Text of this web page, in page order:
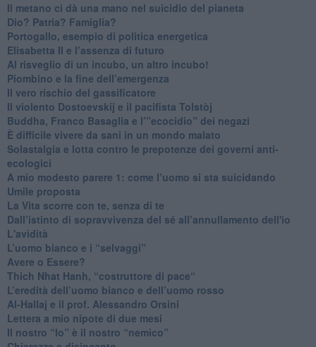
​Il metano ci dà una mano nel suicidio del pianeta
​Dio? Patria? Famiglia?
Portogallo, esempio di politica energetica
​Elisabetta II e l’assenza di futuro
Al risveglio di un incubo, un altro incubo!
​Piombino e la fine dell’emergenza
​Il vero rischio del gassificatore
​Il violento Dostoevskij e il pacifista Tolstòj
​Buddha, Franco Basaglia e l’”ecocidio” dei negazi
​È difficile vivere da sani in un mondo malato
Solastalgia e lotta contro le prepotenze dei governi anti-
ecologici
​A mio modesto parere 1: come l’uomo si sta suicidando
​Umile proposta
​La Vita scorre con te, senza di te
​Dall’istinto di sopravvivenza del sé all’annullamento dell'io
L'avidità
​L’uomo bianco e i “selvaggi”
​Avere o Essere?
​Thich Nhat Hanh, “costruttore di pace“
​L’eredità dell’uomo bianco e dell’uomo rosso
Al-Hallaj e il prof. Alessandro Orsini
​Lettera a mio nipote di due mesi
​Il nostro “Io” è il nostro “nemico”